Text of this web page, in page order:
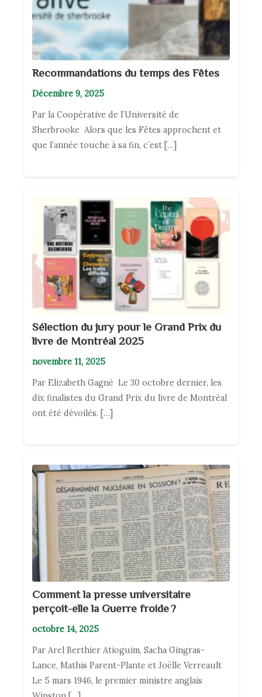
Recommandations du temps des Fêtes
Décembre 9, 2025
Par la Coopérative de l’Université de
Sherbrooke Alors que les Fêtes approchent et
que l’année touche à sa fin, c’est […]
Sélection du jury pour le Grand Prix du
livre de Montréal 2025
novembre 11, 2025
Par Elizabeth Gagné Le 30 octobre dernier, les
dix finalistes du Grand Prix du livre de Montréal
ont été dévoilés. […]
Comment la presse universitaire
perçoit-elle la Guerre froide ?
octobre 14, 2025
Par Arel Berthier Atioguim, Sacha Gingras-
Lance, Mathis Parent-Plante et Joëlle Verreault
Le 5 mars 1946, le premier ministre anglais